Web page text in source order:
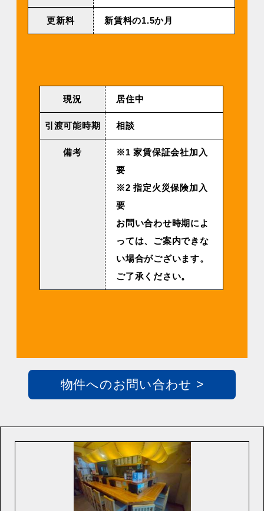
更新料 新賃料の1.5か月
現況 居住中
引渡可能時期 相談
備考
※1 家賃保証会社加入
要
※2 指定火災保険加入
要
お問い合わせ時期によ
っては、ご案内できな
い場合がございます。
ご了承ください。
物件へのお問い合わせ >